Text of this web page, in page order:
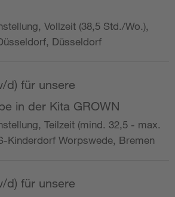
Vollzeit (38,5 Std./Wo.),
Düsseldorf
d) für unsere
in der Kita GROWN
Teilzeit (mind. 32,5 - max.
Kinderdorf Worpswede, Bremen
d) für unsere